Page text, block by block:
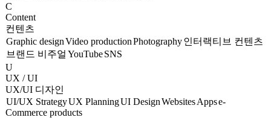
C
Content
컨텐츠
Graphic designVideo productionPhotography인터랙티브 컨텐츠
브랜드 비주얼 YouTubeSNS
U
UX / UI
UX/UI 디자인
UI/UX StrategyUX PlanningUI DesignWebsitesAppse-
Commerce products